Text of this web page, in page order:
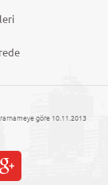
göre 10.11.2013